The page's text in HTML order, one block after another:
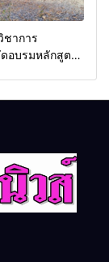
ชาการ
อบรมหลักสูตร